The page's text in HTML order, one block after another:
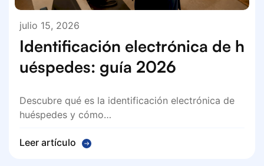
julio 15, 2026
Identificación electrónica de h
uéspedes: guía 2026
Descubre qué es la identificación electrónica de
huéspedes y cómo…
Leer artículo